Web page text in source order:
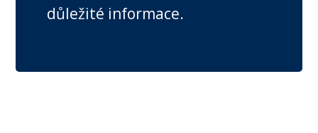
důležité informace.